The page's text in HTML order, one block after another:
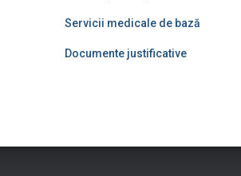
Servicii medicale de bază
Documente justificative